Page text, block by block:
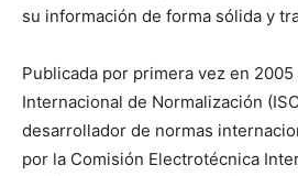
su información de forma sólida y
Publicada por primera vez en
Internacional de Normalización
desarrollador de normas
por la Comisión Electrotécnica